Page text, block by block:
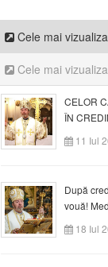
Cele mai
Cele mai
CELOR
ÎN
Claudiu
după
11 Iul
După
vouă!
duminica
18 Iul